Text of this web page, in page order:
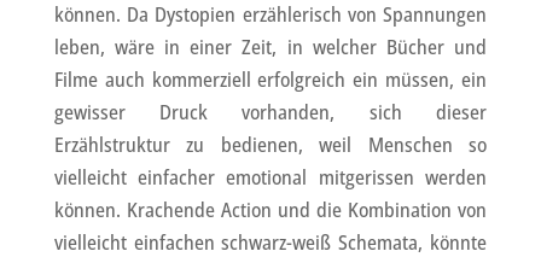
können. Da Dystopien erzählerisch von Spannungen
leben, wäre in einer Zeit, in welcher Bücher und
Filme auch kommerziell erfolgreich ein müssen, ein
gewisser Druck vorhanden, sich dieser
Erzählstruktur zu bedienen, weil Menschen so
vielleicht einfacher emotional mitgerissen werden
können. Krachende Action und die Kombination von
vielleicht einfachen schwarz-weiß Schemata, könnte